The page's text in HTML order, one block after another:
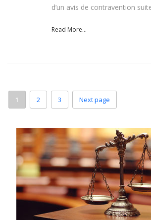
d’un avis de contravention
Read More...
1 2 3 Next page